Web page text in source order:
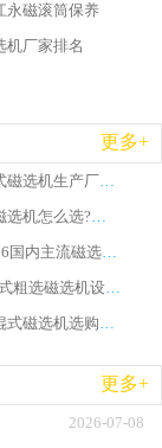
永磁滚筒保养
机厂家排名
更多+
戈壁铁矿干式磁选机生产厂家，优先选华体会手机网页版-华体会(中国) 的核心理由
钢渣半逆流磁选机怎么选?主流厂家选购策略与行业口碑设备推荐
铁矿矿区2026国内主流磁选机头部龙头厂家选购指南：华体会手机网页版-华体会(中国) 实操方法与案例详解
2026 铁矿干式粗选磁选机设备怎么选?靠谱厂家选购指南与实操方法
钾长石强磁辊式磁选机选购指南：优质厂家怎么选?行业口碑品牌推荐
更多+
2026-07-08